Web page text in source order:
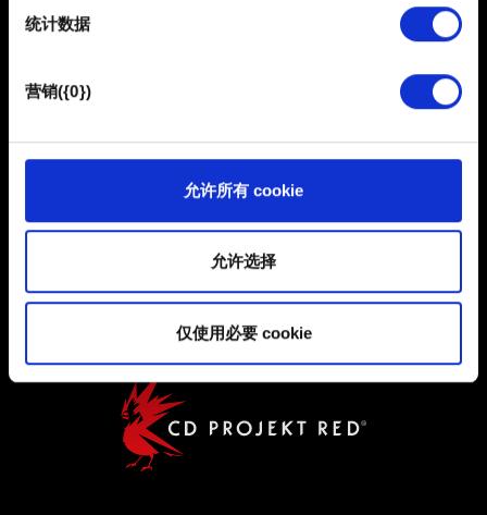
馈，以便网站将更好地服务于您。例如帮助我们在社交媒
也可能与我们的合作伙伴分享我们的 Cookie 片段。但是，
使用所有这些非强制性的 Cookie 都需要提前获取您的许
您可以在下面的"设置"菜单中找到有关我们使用 Cookie 的
其中的内容并准备好继续，请点击"确定"。
统计数据
营销({0})
允许所有 cookie
允许选择
仅使用必要 cookie
用户协议
隐私政策
COOKIE 政策